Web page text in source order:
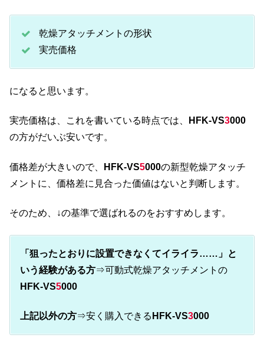
乾燥アタッチメントの形状
実売価格
になると思います。
実売価格は、これを書いている時点では、 HFK-VS3000
の方がだいぶ安いです。
価格差が大きいので、 HFK-VS5000の新型乾燥アタッチ
メントに、価格差に見合った価値はないと判断します。
そのため、↓の基準で選ばれるのをおすすめします。
「狙ったとおりに設置できなくてイライラ……」と
いう経験がある方⇒可動式乾燥アタッチメントの
HFK-VS5000
上記以外の方⇒安く購入できる HFK-VS3000